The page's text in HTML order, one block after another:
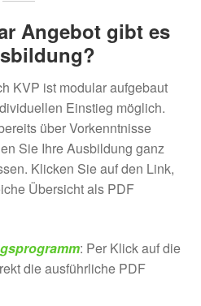
Angebot gibt es
KVP ist modular aufgebaut
Einstieg möglich.
über Vorkenntnisse
Sie Ihre Ausbildung ganz
Klicken Sie auf den Link,
Übersicht als PDF
: Per Klick auf die
die ausführliche PDF